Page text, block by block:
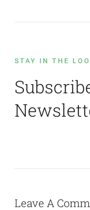
STAY IN THE
Leave A